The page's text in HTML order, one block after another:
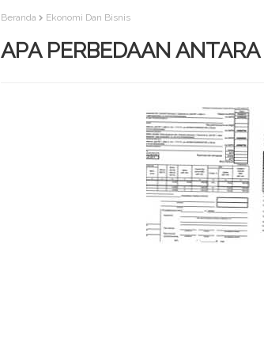
Beranda Ekonomi Dan Bisnis
APA PERBEDAAN